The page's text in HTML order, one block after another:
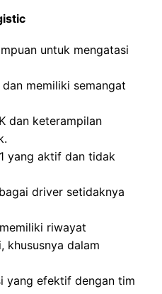
untuk mengatasi
memiliki semangat
dan keterampilan
yang aktif dan tidak
driver setidaknya
riwayat
khususnya dalam
yang efektif dengan tim